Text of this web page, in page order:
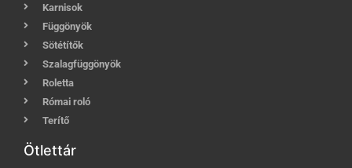
Karnisok
Függönyök
Sötétítők
Szalagfüggönyök
Roletta
Római roló
Terítő
Ötlettár